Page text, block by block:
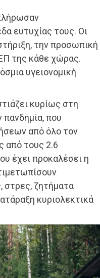
ευτυχίας τους. Οι
την προσωπική
της κάθε χώρας.
υγειονομική
κυρίως στη
πανδημία, που
από όλο τον
από τους 2.6
έχει προκαλέσει η
στρες, ζητήματα
κυριολεκτικά